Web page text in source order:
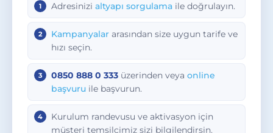
Adresinizi altyapı sorgulama ile doğrulayın.
Kampanyalar arasından size uygun tarife ve
hızı seçin.
0850 888 0 333 üzerinden veya online
başvuru ile başvurun.
Kurulum randevusu ve aktivasyon için
müşteri temsilcimiz sizi bilgilendirsin.